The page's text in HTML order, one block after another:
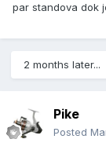
par standova dok
2 months later...
Pike
Posted